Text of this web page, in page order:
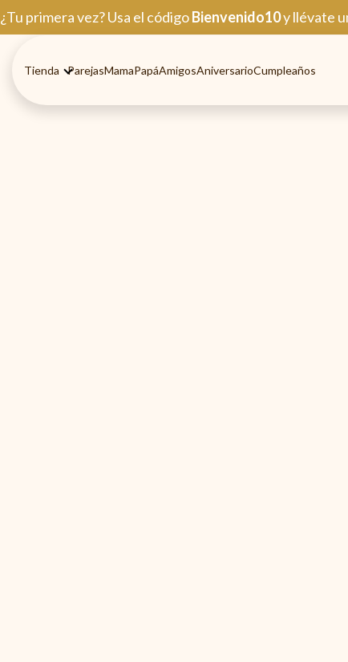
Ir
al
¿Tu primera vez? Usa el códigoBienvenido10y llévate
Tienda ParejasMamaPapáAmigosAniversarioCumpleaños